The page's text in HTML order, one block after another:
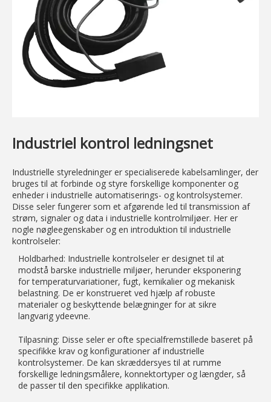
Industriel kontrol ledningsnet
Industrielle styreledninger er specialiserede kabelsamlinger, der
bruges til at forbinde og styre forskellige komponenter og
enheder i industrielle automatiserings- og kontrolsystemer.
Disse seler fungerer som et afgørende led til transmission af
strøm, signaler og data i industrielle kontrolmiljøer. Her er
nogle nøgleegenskaber og en introduktion til industrielle
kontrolseler:
Holdbarhed: Industrielle kontrolseler er designet til at
modstå barske industrielle miljøer, herunder eksponering
for temperaturvariationer, fugt, kemikalier og mekanisk
belastning. De er konstrueret ved hjælp af robuste
materialer og beskyttende belægninger for at sikre
langvarig ydeevne.
Tilpasning: Disse seler er ofte specialfremstillede baseret på
specifikke krav og konfigurationer af industrielle
kontrolsystemer. De kan skræddersyes til at rumme
forskellige ledningsmålere, konnektortyper og længder, så
de passer til den specifikke applikation.